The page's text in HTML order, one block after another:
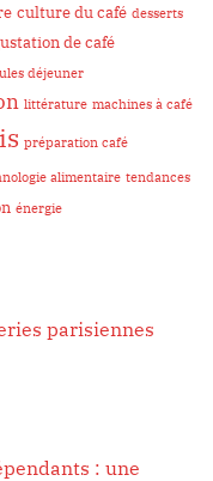
culture du café desserts
de café
déjeuner
littérature machines à café
préparation café
alimentaire tendances
énergie
parisiennes
: une